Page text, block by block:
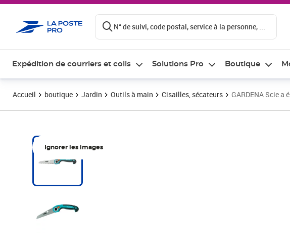
N° de suivi, code postal, service à la personne, ...
Expédition de courriers et colis Solutions Pro Boutique
Accueil boutique Jardin Outils à main Cisailles, sécateurs GARDENA Scie a
Ignorer les images